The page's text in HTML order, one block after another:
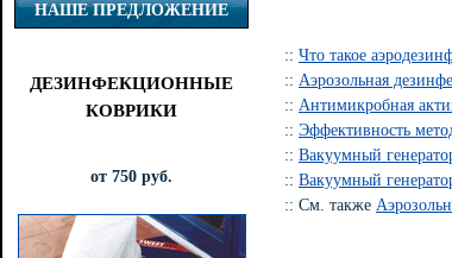
НАШЕ ПРЕДЛОЖЕНИЕ
ДЕЗИНФЕКЦИОННЫЕ
КОВРИКИ
от 750 руб.
:: Что такое
:: Аэрозольная
:: Антимикробная
:: Эффективность
:: Вакуумный
:: Вакуумный
:: См. также